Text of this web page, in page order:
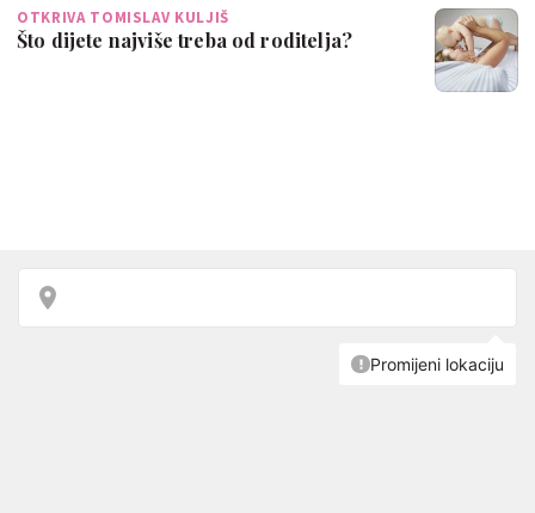
OTKRIVA TOMISLAV KULJIŠ
Što dijete najviše treba od roditelja?